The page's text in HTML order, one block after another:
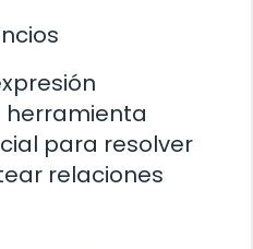
herramienta
para resolver
relaciones